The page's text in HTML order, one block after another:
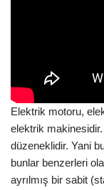
Elektrik motoru,
elektrik
düzeneklidir. Yani
bunlar benzerleri
ayrılmış bir sabit